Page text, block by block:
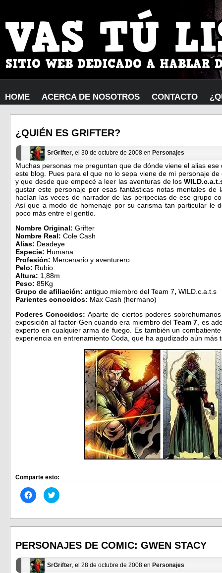
HOME ACERCA DE NOSOTROS CONTACTO
¿QUIÉN ES GRIFTER?
SrGrifter, el 30 de octubre de 2008 en Personajes
Muchas personas me preguntan que de dónde viene el alias
este blog. Pues para el que no lo sepa viene de mi personaje
y que desde que empecé a leer las aventuras de los
gustar este personaje por esas fantásticas notas mentales
hacían las veces de narrador de las peripecias de ese grupo
Así que a modo de homenaje por su carisma tan particular le
poco más entre el gentío.
Nombre Original: Grifter
Nombre Real: Cole Cash
Alias: Deadeye
Especie: Humana
Profesión: Mercenario y aventurero
Pelo: Rubio
Altura: 1,88m
Peso: 85Kg
Grupo de afiliación: antiguo miembro del Team 7, WILD.c.a.t.s
Parientes conocidos: Max Cash (hermano)
Poderes Conocidos: Aparte de ciertos poderes
exposición al factor-Gen cuando era miembro delTeam 7, es
experto en cualquier arma de fuego. Es también un
experiencia en entrenamiento Coda, que ha agudizado aún más
Comparte esto:
Haz
clic
en
(Se
en
una
nueva)
Haz
clic
en
(Se
en
una
nueva)
PERSONAJES DE COMIC: GWEN STACY
SrGrifter, el 28 de octubre de 2008 en Personajes